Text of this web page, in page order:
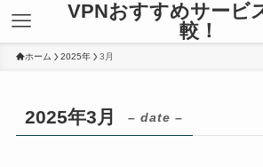
VPNおすすめサービ
較！
ホーム 2025年 3月
2025年3月 – date –